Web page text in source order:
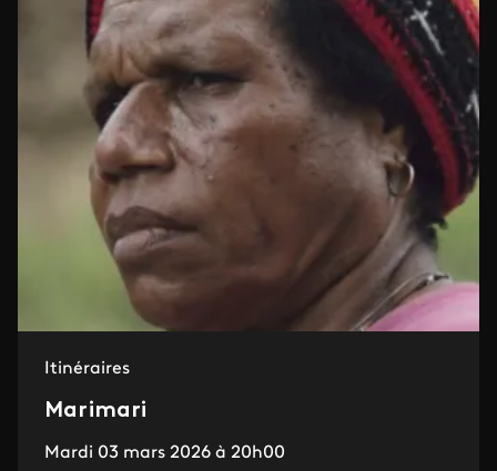
Itinéraires
Marimari
Mardi 03 mars 2026 à 20h00